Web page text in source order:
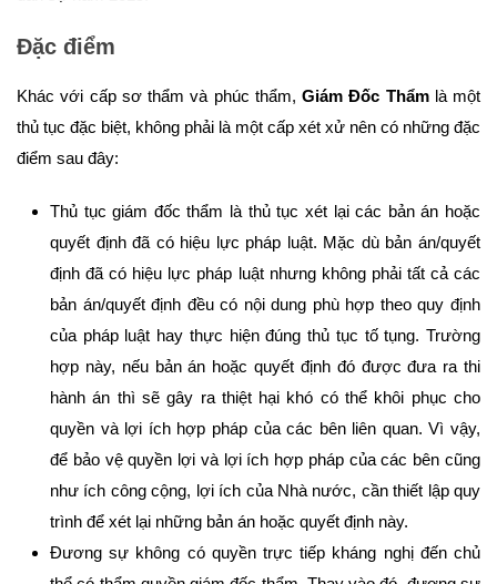
Đặc điểm
Khác với cấp sơ thẩm và phúc thẩm, Giám Đốc Thẩmlà một
thủ tục đặc biệt, không phải là một cấp xét xử nên có những đặc
điểm sau đây:
Thủ tục giám đốc thẩm là thủ tục xét lại các bản án hoặc
quyết định đã có hiệu lực pháp luật. Mặc dù bản án/quyết
định đã có hiệu lực pháp luật nhưng không phải tất cả các
bản án/quyết định đều có nội dung phù hợp theo quy định
của pháp luật hay thực hiện đúng thủ tục tố tụng. Trường
hợp này, nếu bản án hoặc quyết định đó được đưa ra thi
hành án thì sẽ gây ra thiệt hại khó có thể khôi phục cho
quyền và lợi ích hợp pháp của các bên liên quan. Vì vậy,
để bảo vệ quyền lợi và lợi ích hợp pháp của các bên cũng
như ích công cộng, lợi ích của Nhà nước, cần thiết lập quy
trình để xét lại những bản án hoặc quyết định này.
Đương sự không có quyền trực tiếp kháng nghị đến chủ